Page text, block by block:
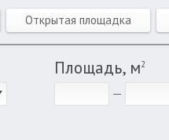
Открытая площадка
Площадь, м2